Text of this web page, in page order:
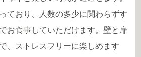
ており、人数の多少に関わらずす
お食事していただけます。壁と扉
、ストレスフリーに楽しめます